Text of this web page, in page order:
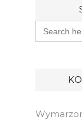
Search
for: